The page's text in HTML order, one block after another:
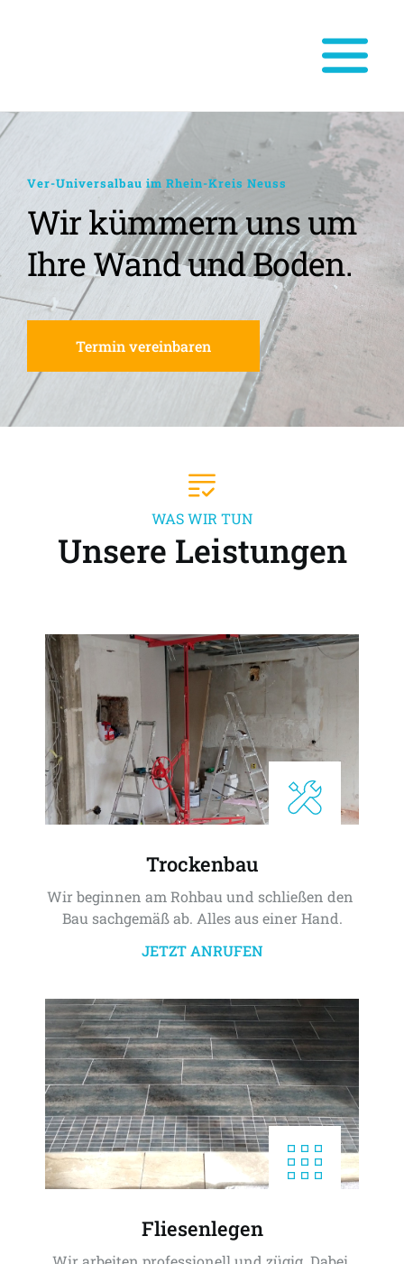
Ver-Universalbau im Rhein-Kreis Neuss
Wir kümmern uns um
Ihre Wand und Boden.
Termin vereinbaren
WAS WIR TUN
Unsere Leistungen
Trockenbau
Wir beginnen am Rohbau und schließen den
Bau sachgemäß ab. Alles aus einer Hand.
JETZT ANRUFEN
Fliesenlegen